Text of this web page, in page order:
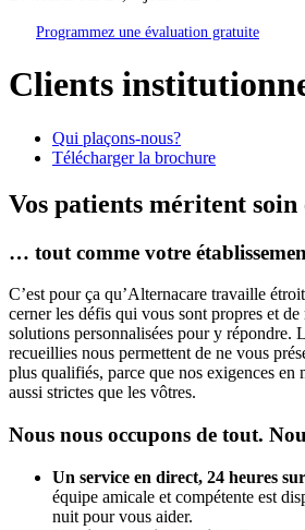
Programmez une évaluation gratuite
Clients
Qui plaçons-nous?
Télécharger la brochure
Vos patients méritent
… tout comme votre
C’est pour ça qu’Alternacare travaille
cerner les défis qui vous sont propres et
solutions personnalisées pour y répondre.
recueillies nous permettent de ne vous
plus qualifiés, parce que nos exigences en
aussi strictes que les vôtres.
Nous nous occupons de tout.
Un service en direct, 24 heures
équipe amicale et compétente est
nuit pour vous aider.